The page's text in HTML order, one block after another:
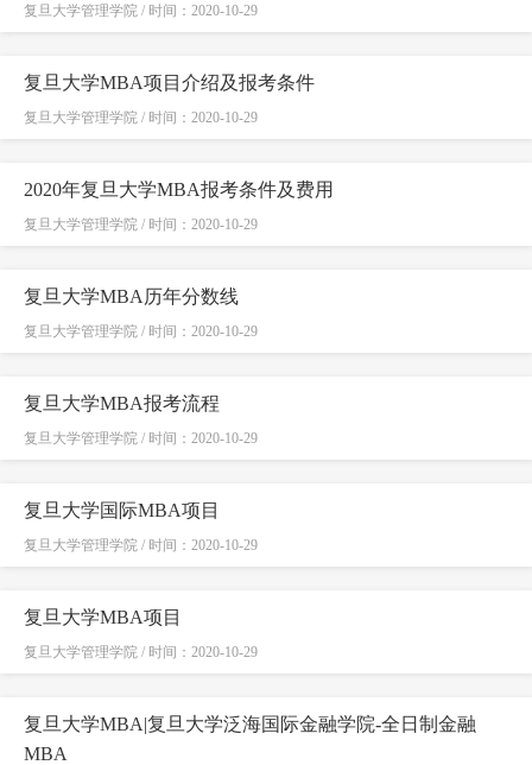
复旦大学管理学院 / 时间：2020-10-29
复旦大学MBA项目介绍及报考条件
复旦大学管理学院 / 时间：2020-10-29
2020年复旦大学MBA报考条件及费用
复旦大学管理学院 / 时间：2020-10-29
复旦大学MBA历年分数线
复旦大学管理学院 / 时间：2020-10-29
复旦大学MBA报考流程
复旦大学管理学院 / 时间：2020-10-29
复旦大学国际MBA项目
复旦大学管理学院 / 时间：2020-10-29
复旦大学MBA项目
复旦大学管理学院 / 时间：2020-10-29
复旦大学MBA|复旦大学泛海国际金融学院-全日制金融
MBA